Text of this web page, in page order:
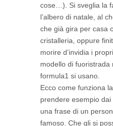
cose…). Si sveglia la
l’albero di natale, al
che già gira per casa
cristalleria, oppure
morire d’invidia i
modello di fuoristrada
formula1 si usano.
Ecco come funziona
prendere esempio
una frase di un
famoso. Che gli si